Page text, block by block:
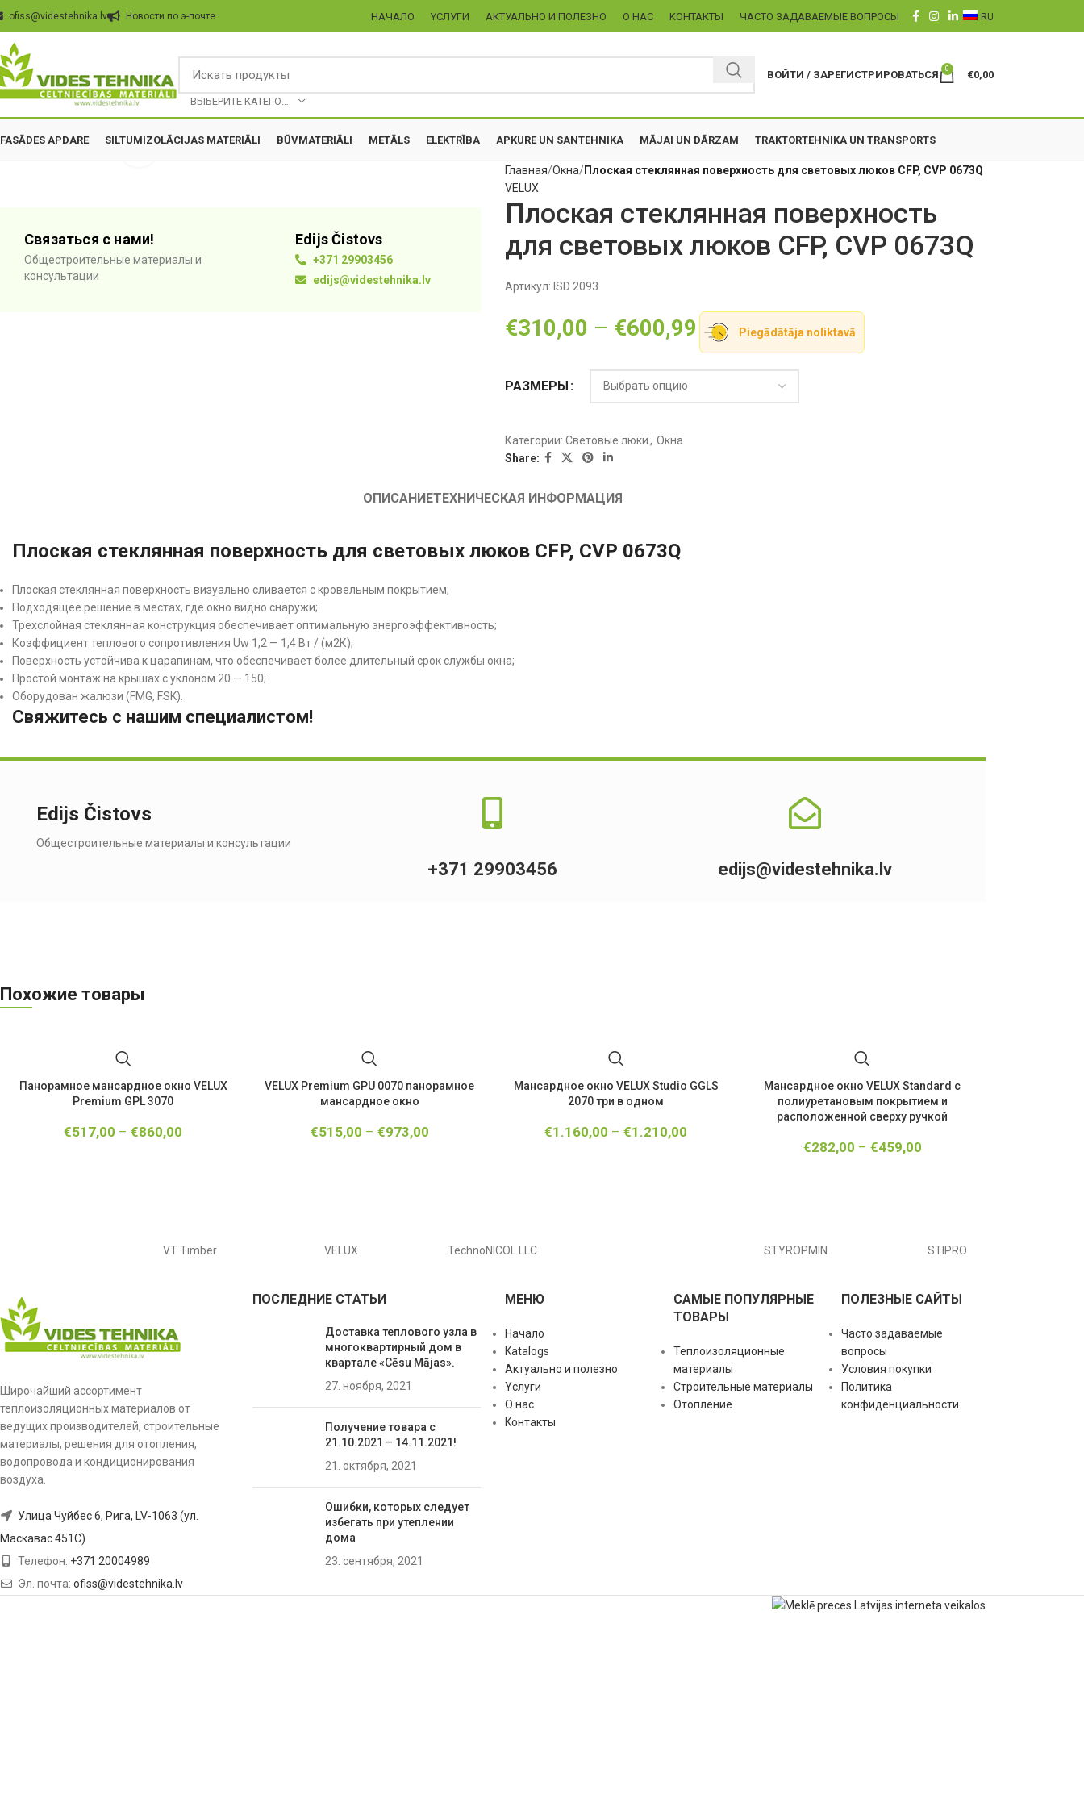
ofiss@videstehnika.lv Hовости по э-почте НАЧАЛО YСЛУГИ АКТУАЛЬНО И ПОЛЕЗНО О НАС KОНТАКТЫ ЧАСТО ЗАДАВАЕМЫЕ ВОПРОСЫ RU
ВОЙТИ / ЗАРЕГИСТРИРОВАТЬСЯ
0
€0,00
FASĀDES APDARE SILTUMIZOLĀCIJAS MATERIĀLI BŪVMATERIĀLI METĀLS ELEKTRĪBA APKURE UN SANTEHNIKA MĀJAI UN DĀRZAM TRAKTORTEHNIKA UN TRANSPORTS
Click to enlarge
Связаться с нами!
Общестроительные материалы и
консультации
Edijs Čistovs
+371 29903456
edijs@videstehnika.lv
Главная Oкна Плоская стеклянная поверхность для световых люков CFP, CVP 0673Q
VELUX
Плоская стеклянная поверхность
для световых люков CFP, CVP 0673Q
Артикул: ISD 2093
€310,00 – €600,99 Piegādātāja noliktavā
РАЗМЕРЫ
Категории: Световые люки, Oкна
Share:
ОПИСАНИЕТЕХНИЧЕСКАЯ ИНФОРМАЦИЯ
Плоская стеклянная поверхность для световых люков CFP, CVP 0673Q
Плоская стеклянная поверхность визуально сливается с кровельным покрытием;
Подходящее решение в местах, где окно видно снаружи;
Трехслойная стеклянная конструкция обеспечивает оптимальную энергоэффективность;
Коэффициент теплового сопротивления Uw 1,2 — 1,4 Вт / (м2К);
Поверхность устойчива к царапинам, что обеспечивает более длительный срок службы окна;
Простой монтаж на крышах с уклоном 20 — 150;
Оборудован жалюзи (FMG, FSK).
Свяжитесь с нашим специалистом!
Edijs Čistovs
Общестроительные материалы и консультации
+371 29903456 edijs@videstehnika.lv
Похожие товары
Панорамное мансардное окно VELUX
Premium GPL 3070
€517,00 –€860,00
VELUX Premium GPU 0070 панорамное
мансардное окно
€515,00 – €973,00
Мансардное окно VELUX Studio GGLS
2070 три в одном
€1.160,00 –€1.210,00
Мансардное окно VELUX Standard с
полиуретановым покрытием и
расположенной сверху ручкой
€282,00 – €459,00
VT Timber VELUX TechnoNICOL LLC STYROPMIN STIPRO
Широчайший ассортимент
теплоизоляционных материалов от
ведущих производителей, строительные
материалы, решения для отопления,
водопровода и кондиционирования
воздуха.
Улица Чуйбес 6, Рига, LV-1063 (ул.
Маскавас 451C)
Телефон: +371 20004989
Эл. почта: ofiss@videstehnika.lv
ПОСЛЕДНИЕ СТАТЬИ
Доставка теплового узла в
многоквартирный дом в
квартале «Cēsu Mājas».
27. ноября, 2021
Получение товара с
21.10.2021 – 14.11.2021!
21. октября, 2021
Ошибки, которых следует
избегать при утеплении
домa
23. сентября, 2021
МЕНЮ
Начало
Katalogs
Актуально и полезно
Yслуги
О нас
Kонтакты
САМЫЕ ПОПУЛЯРНЫЕ
ТОВАРЫ
Теплоизоляционные
материалы
Строительные материалы
Отопление
ПОЛЕЗНЫЕ САЙТЫ
Часто задаваемые
вопросы
Условия покупки
Политика
конфиденциальности